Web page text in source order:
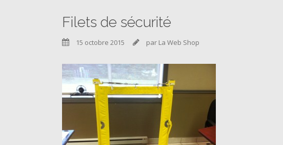
Filets de sécurité
 15 octobre 2015  par La Web Shop